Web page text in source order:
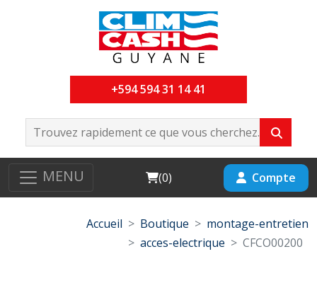
+594 594 31 14 41
MENU Cart
(0) Compte
Accueil Boutique
montage-entretien
acces-electrique
CFCO00200